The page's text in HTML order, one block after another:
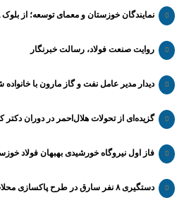
نمایندگان خوزستان و معمای توسعه؛ از بلوک ۱۸ نفره تا افق مطالبه‌گری
روایت صنعت فولاد،‌ رسالت خبرنگار
دیدار مدیر عامل نفت و گاز مارون با خانواده
گزیده‌ای از تحولات هلال‌احمر در دوران دکتر
فاز اول نیروگاه خورشیدی بهبهان فولاد
دستگیری ۸ نفر سارق در طرح پاکسازی محلات و کشف ۱۷ فقره سرقت